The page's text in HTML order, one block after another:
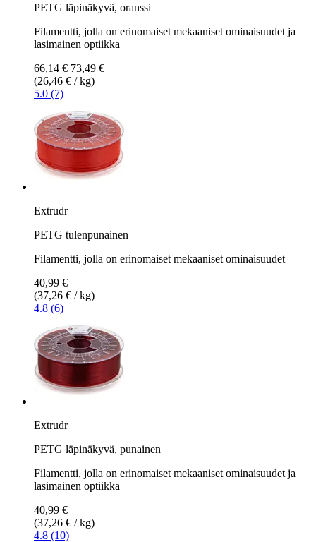
PETG läpinäkyvä, oranssi
Filamentti, jolla on erinomaiset mekaaniset ominaisuudet ja
lasimainen optiikka
66,14 € 73,49 €
(26,46 € / kg)
5.0 (7)
Extrudr
PETG tulenpunainen
Filamentti, jolla on erinomaiset mekaaniset ominaisuudet
40,99 €
(37,26 € / kg)
4.8 (6)
Extrudr
PETG läpinäkyvä, punainen
Filamentti, jolla on erinomaiset mekaaniset ominaisuudet ja
lasimainen optiikka
40,99 €
(37,26 € / kg)
4.8 (10)